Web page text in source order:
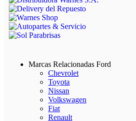
Marcas Relacionadas Ford
Chevrolet
Toyota
Nissan
Volkswagen
Fiat
Renault